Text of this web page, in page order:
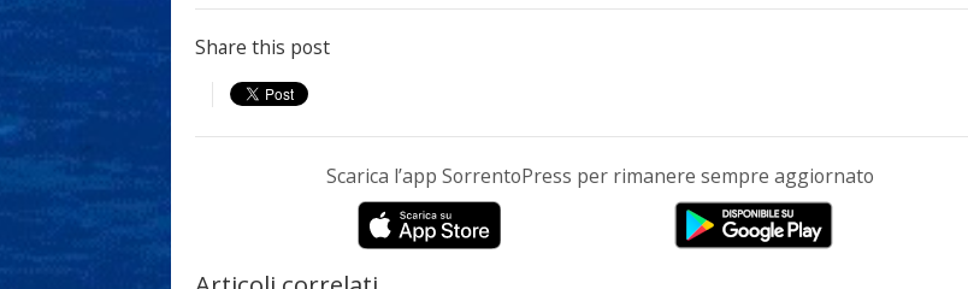
Share this post
Scarica l’app SorrentoPress per rimanere sempre aggiornato